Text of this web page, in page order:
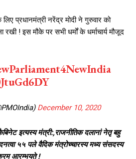
प्रधानमंत्री नरेंद्र मोदी ने गुरुवार को
! इस मौके पर सभी धर्मों के धर्माचार्य मौजूद
December 10, 2020
इत्यस्य मंत्री:,राजनीतिक दलानां नेतृ बहु
५५ पले वैदिक मंत्रोच्चारस्य मध्य संसदस्य
आरम्भयते !